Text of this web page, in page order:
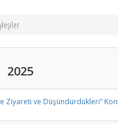
2025
Ziyareti ve Düşündürdükleri”